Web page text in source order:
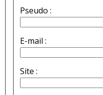
Pseudo :
E-mail :
Site :